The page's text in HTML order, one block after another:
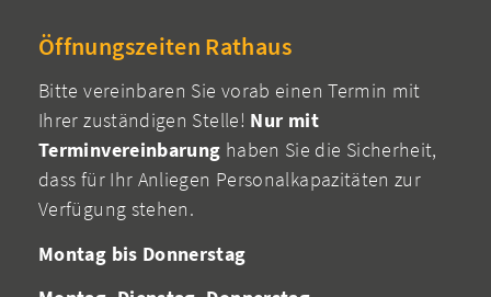
Öffnungszeiten Rathaus
Bitte vereinbaren Sie vorab einen Termin mit
Ihrer zuständigen Stelle! Nur mit
Terminvereinbarung haben Sie die Sicherheit,
dass für Ihr Anliegen Personalkapazitäten zur
Verfügung stehen.
Montag bis Donnerstag